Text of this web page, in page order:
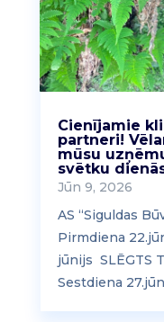
Cienījamie
partneri!
mūsu
svētku
Jūn 9, 2026
AS “Siguldas
Pirmdiena
jūnijs SLĒGTS
Sestdiena